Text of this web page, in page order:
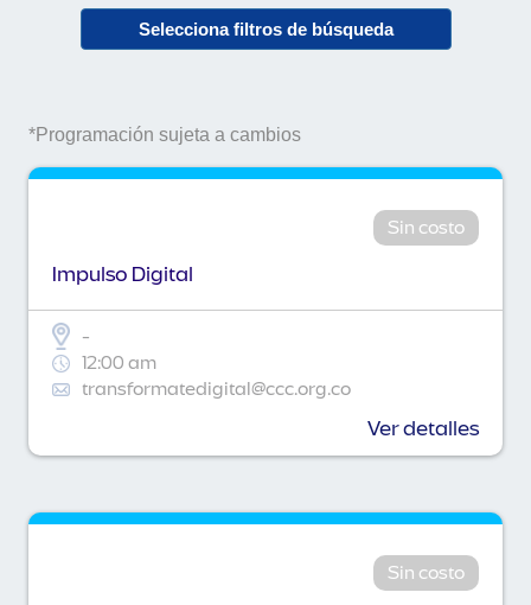
Selecciona filtros de búsqueda
*Programación sujeta a cambios
Sin costo
Impulso Digital
-
12:00 am
transformatedigital@ccc.org.co
Ver detalles
Sin costo